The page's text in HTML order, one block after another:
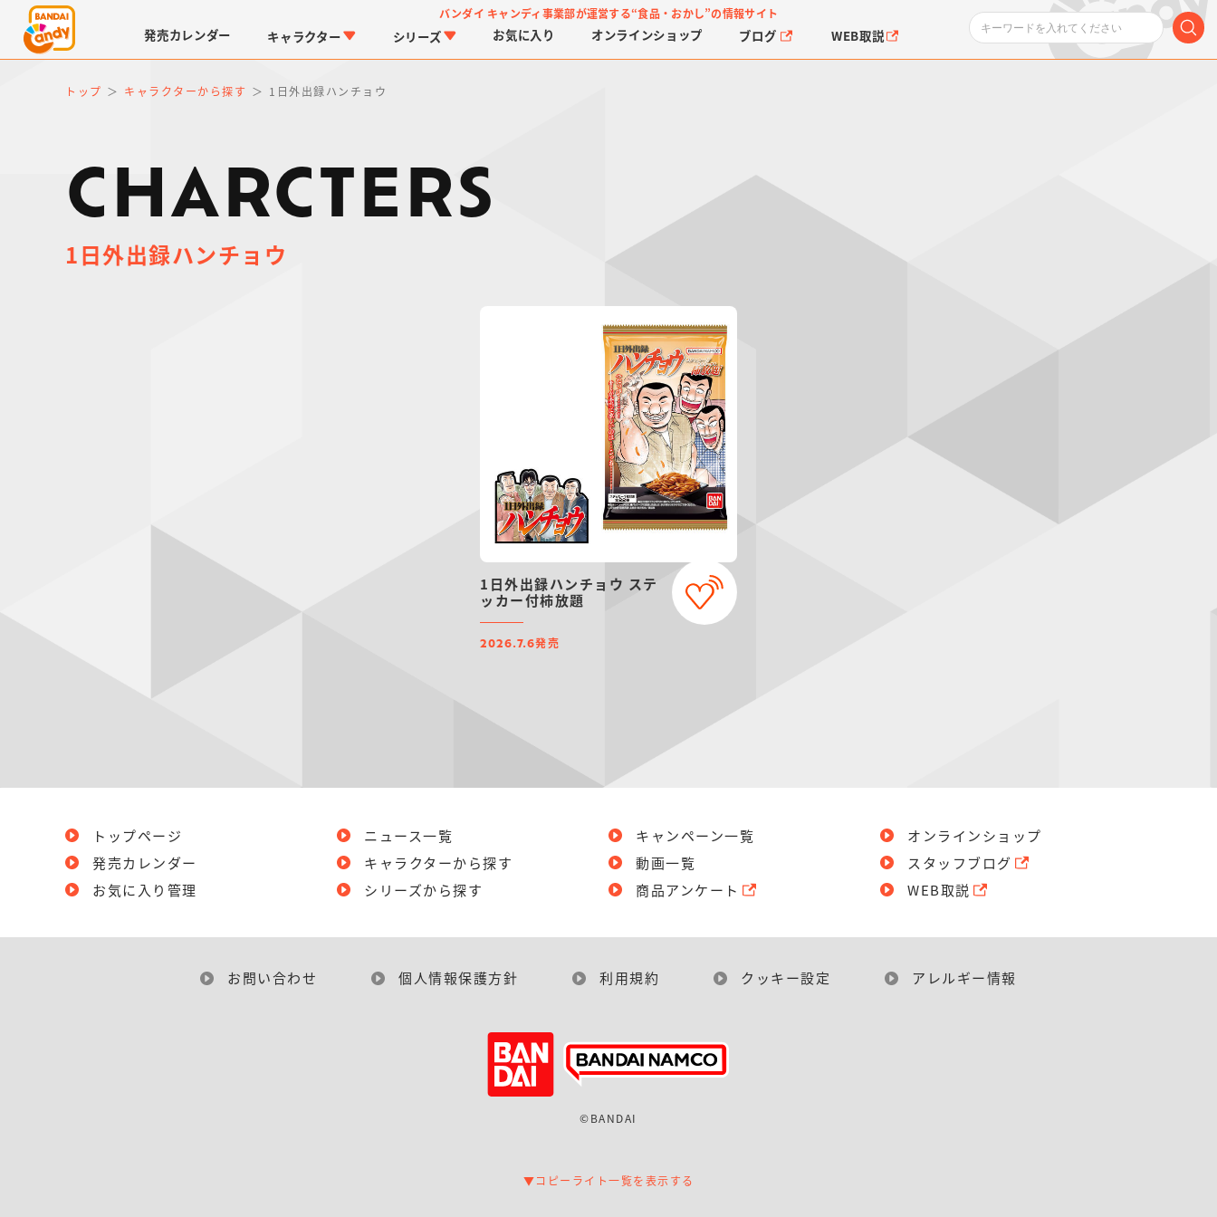
バンダイ キャンディ事業部が運営する“食品・おかし”の情報サイト
発売カレンダー キャラクター
LINK TRAVELERS 仮面ライダーシリーズ
シリーズ
チョコボックス キャラパキ
お気に入り オンラインショップ ブログ WEB取説
トップ キャラクターから探す 1日外出録ハンチョウ
CHARCTERS
1日外出録ハンチョウ
1日外出録ハンチョウ ステ
ッカー付柿放題
2026.7.6発売
トップページ
発売カレンダー
お気に入り管理
ニュース一覧
キャラクターから探す
シリーズから探す
キャンペーン一覧
動画一覧
商品アンケート
オンラインショップ
スタッフブログ
WEB取説
お問い合わせ 個人情報保護方針 利用規約 クッキー設定 アレルギー情報
©BANDAI
▼コピーライト一覧を表示する